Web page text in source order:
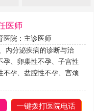
医师
医院：主诊医师
内分泌疾病的诊断与治
孕、卵巢性不孕、子宫性
不孕、盆腔性不孕、宫颈
一键拨打医院电话